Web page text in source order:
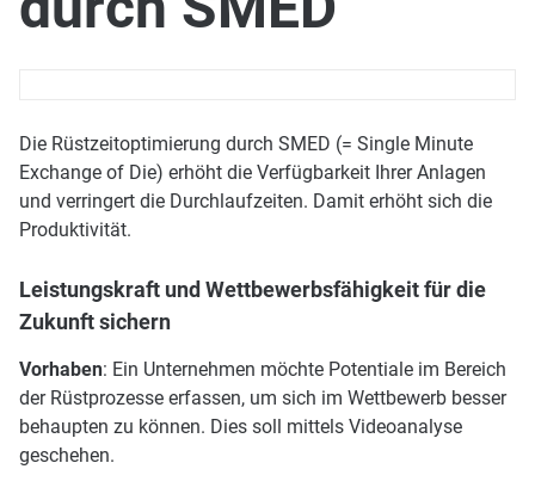
Die Rüstzeitoptimierung durch SMED (= Single Minute
Exchange of Die) erhöht die Verfügbarkeit Ihrer Anlagen
und verringert die Durchlaufzeiten. Damit erhöht sich die
Produktivität.
Leistungskraft und Wettbewerbsfähigkeit für die
Zukunft sichern
Vorhaben: Ein Unternehmen möchte Potentiale im Bereich
der Rüstprozesse erfassen, um sich im Wettbewerb besser
behaupten zu können. Dies soll mittels Videoanalyse
geschehen.